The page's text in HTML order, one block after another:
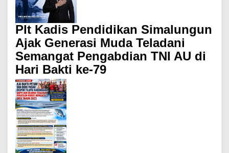
Plt Kadis Pendidikan Simalungun
Ajak Generasi Muda Teladani
Semangat Pengabdian TNI AU di
Hari Bakti ke-79